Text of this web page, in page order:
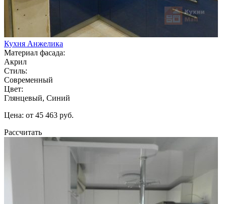
Кухня Анжелика
Материал фасада:
Акрил
Стиль:
Современный
Цвет:
Глянцевый, Синий
Цена: от 45 463 руб.
Рассчитать